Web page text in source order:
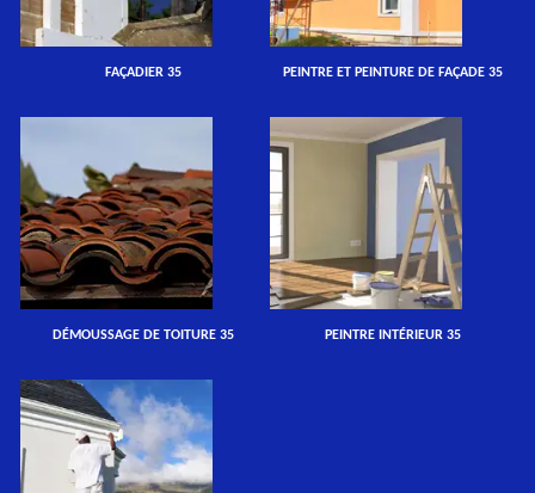
FAÇADIER 35 PEINTRE ET PEINTURE DE FAÇADE 35
DÉMOUSSAGE DE TOITURE 35 PEINTRE INTÉRIEUR 35